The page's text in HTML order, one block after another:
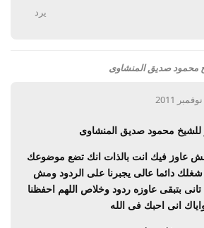
يرد
محمود صديق المنشاوى
للشيخ محمود صديق المنشاوى
عاوز فيك انت بالذات انك تضع موضوعك
دائما عالى يجبرنا على الردود ومش
بتبقى عاوزه ردود وخلاص اللهم احفظنا
انى احبك فى الله